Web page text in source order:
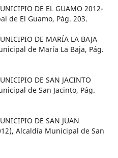
DE EL GUAMO 2012-
de El Guamo, Pág. 203.
DE MARÍA LA BAJA
de María La Baja, Pág.
DE SAN JACINTO
de San Jacinto, Pág.
DE SAN JUAN
Alcaldía Municipal de San